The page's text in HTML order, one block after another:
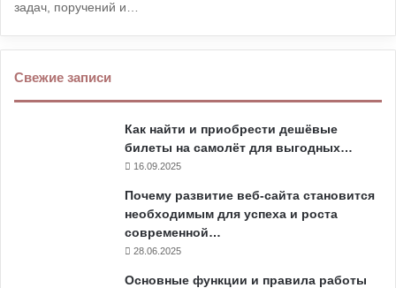
задач, поручений и…
Свежие записи
Как найти и приобрести дешёвые
билеты на самолёт для выгодных…
16.09.2025
Почему развитие веб-сайта становится
необходимым для успеха и роста
современной…
28.06.2025
Основные функции и правила работы